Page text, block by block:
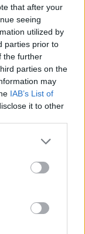
that after your
seeing
utilized by
parties prior to
the further
parties on the
may
IAB’s List of
it to other
more Google
may click to
party tags to
below Google
Straszęcin
oficjalny wynik
Dębica > Klasa B,
składy wyjściowe,
. Informacje te
Straszęcin -
informacje o
klubowych
Borowiec